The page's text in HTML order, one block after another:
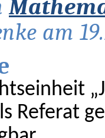
am
Referat